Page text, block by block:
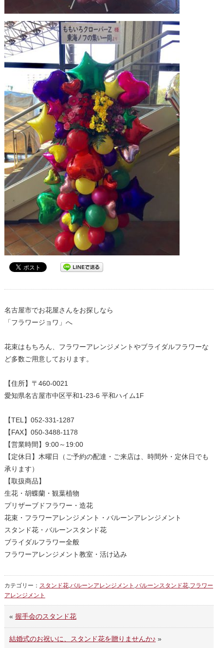
名古屋市でお花屋さんをお探しなら
「フラワージョワ」へ
花束はもちろん、フラワーアレンジメントやブライダルフラワーな
ど多数ご用意しております。
【住所】〒460-0021
愛知県名古屋市中区平和1-23-6 平和ハイム1F
【TEL】052-331-1287
【営業時間】9:00～19:00
【定休日】木曜日（ご予約の配達・ご来店は、時間外・定休日でも
承ります）
【取扱商品】
生花・胡蝶蘭・観葉植物
プリザーブドフラワー・造花
花束・フラワーアレンジメント・バルーンアレンジメント
スタンド花・バルーンスタンド花
ブライダルフラワー全般
フラワーアレンジメント教室・活け込み
カテゴリー： スタンド花, バルーンアレンジメント バルーンスタンド花, フラワー
アレンジメント
« 握手会のスタンド花
結婚式のお祝いに、スタンド花を贈りませんか♪ »